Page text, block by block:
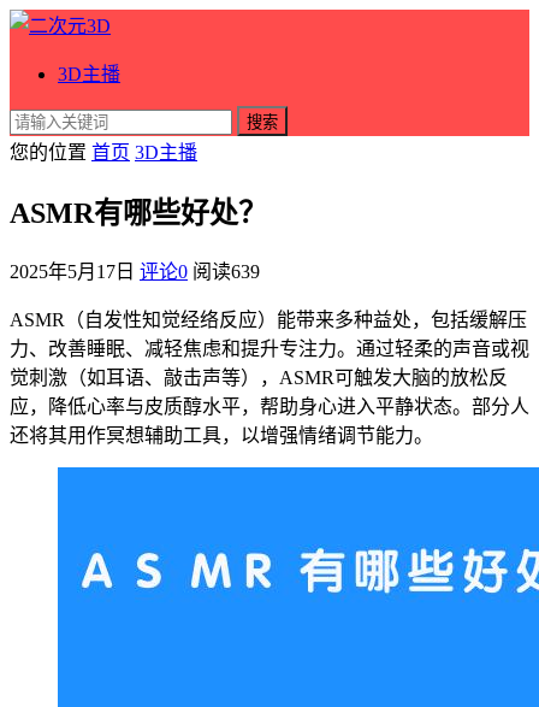
3D主播
搜索
您的位置 首页 3D主播
ASMR有哪些好处？
2025年5月17日 评论0 阅读639
ASMR（自发性知觉经络反应）能带来多种益处，包括缓解压
力、改善睡眠、减轻焦虑和提升专注力。通过轻柔的声音或视
觉刺激（如耳语、敲击声等），ASMR可触发大脑的放松反
应，降低心率与皮质醇水平，帮助身心进入平静状态。部分人
还将其用作冥想辅助工具，以增强情绪调节能力。